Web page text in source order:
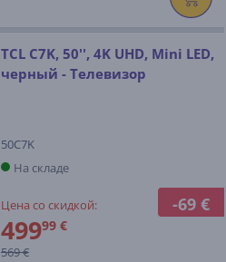
-69 €
TCL C7K, 50'', 4K UHD, Mini LED,
черный - Телевизор
50C7K
На складе
Цена со скидкой:
49999 €
569 €